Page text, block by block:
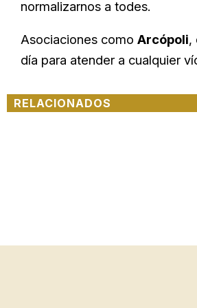
normalizarnos a todes.
Asociaciones como Arcópoli,
día para atender a cualquier
RELACIONADOS